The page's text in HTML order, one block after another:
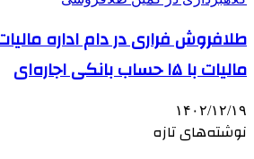
طلافروش فراری در دام اداره
مالیات با ۱۵ حساب بانکی اجاره‌ای
۱۴۰۲/۱۲/۱۹
نوشته‌های تازه